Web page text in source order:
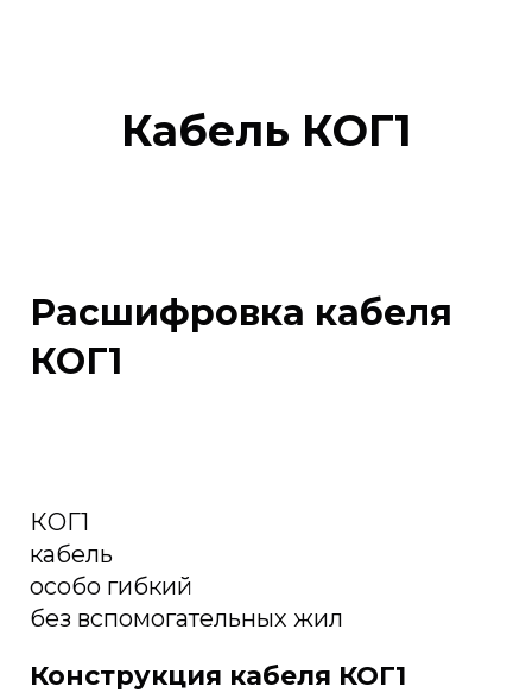
Кабель КОГ1
Расшифровка кабеля
КОГ1
КОГ1
кабель
особо гибкий
без вспомогательных жил
Конструкция кабеля КОГ1